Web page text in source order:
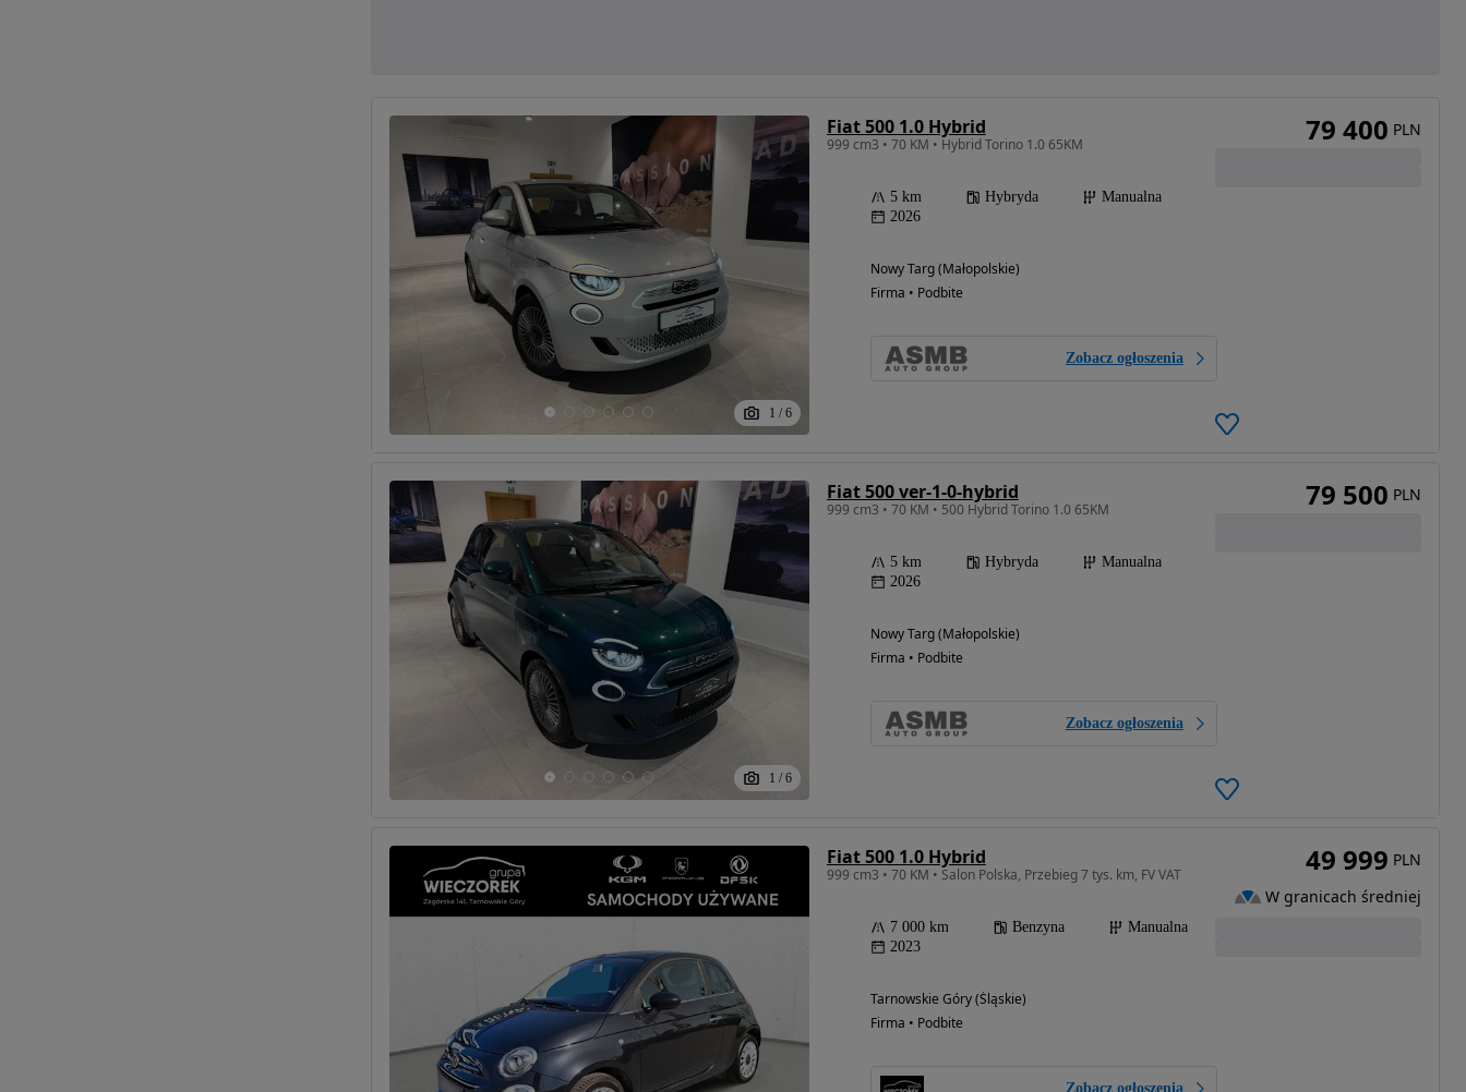
1 / 6
Fiat 500 1.0 Hybrid
999 cm3 • 70 KM • Hybrid Torino 1.0 65KM
5 km Hybryda
Manualna
2026
Nowy Targ (Małopolskie)
Firma • Podbite
Zobacz ogłoszenia
79 400 PLN
1 / 6
Fiat 500 ver-1-0-hybrid
999 cm3 • 70 KM • 500 Hybrid Torino 1.0 65KM
5 km Hybryda
Manualna
2026
Nowy Targ (Małopolskie)
Firma • Podbite
Zobacz ogłoszenia
79 500 PLN
Fiat 500 1.0 Hybrid
999 cm3 • 70 KM • Salon Polska, Przebieg 7 tys. km, FV VAT
7 000 km Benzyna
Manualna
2023
Tarnowskie Góry (Śląskie)
Firma • Podbite
Zobacz ogłoszenia
49 999 PLN
W granicach średniej